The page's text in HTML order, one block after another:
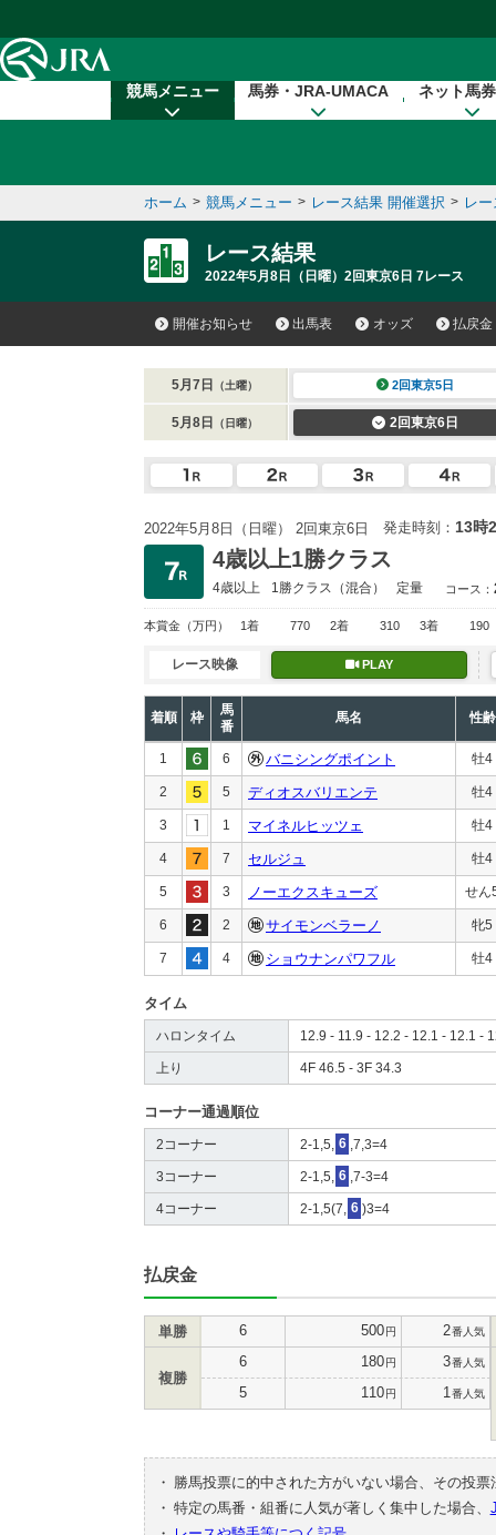
競馬メニュー 馬券・JRA-UMACA ネット馬
ホーム > 競馬メニュー > レース結果 開催選択 > レ
レース結果
2022年5月8日（日曜）2回東京6日 7レース
開催お知らせ 出馬表 オッズ 払戻金
5月7日 （土曜） 2回東京5日
5月8日 （日曜） 2回東京6日
2022年5月8日（日曜） 2回東京6日 発走時刻： 13時
4歳以上1勝クラス
4歳以上 1勝クラス （混合） 定量 コース：
本賞金 （万円） 1着 770 2着 310 3着 190
レース映像 PLAY
着順 枠
馬
番
馬名 性齢
1 6 バニシングポイント 牡4
2 5 ディオスバリエンテ 牡4
3 1 マイネルヒッツェ 牡4
4 7 セルジュ 牡4
5 3 ノーエクスキューズ せん
6 2 サイモンベラーノ 牝5
7 4 ショウナンパワフル 牡4
タイム
ハロンタイム 12.9 - 11.9 - 12.2 - 12.1 - 12.1 -
上り 4F 46.5 - 3F 34.3
コーナー通過順位
2コーナー 2-1,5, 6 ,7,3=4
3コーナー 2-1,5, 6 ,7-3=4
4コーナー 2-1,5(7, 6 )3=4
払戻金
単勝 6 500円 2番人気
複勝
6 180円 3番人気
5 110円 1 番人気
・
勝馬投票に的中された方がいない場合、その投
・ 特定の馬番・組番に人気が著しく集中した場合、